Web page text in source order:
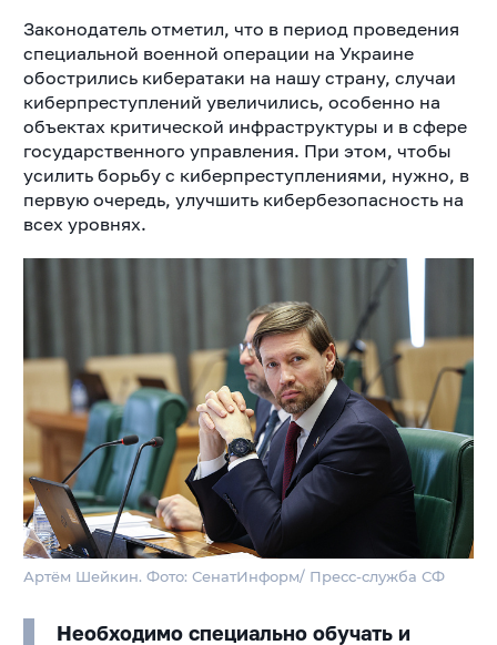
Законодатель отметил, что в период проведения
специальной военной операции на Украине
обострились кибератаки на нашу страну, случаи
киберпреступлений увеличились, особенно на
объектах критической инфраструктуры и в сфере
государственного управления. При этом, чтобы
усилить борьбу с киберпреступлениями, нужно, в
первую очередь, улучшить кибербезопасность на
всех уровнях.
Артём Шейкин. Фото: СенатИнформ/ Пресс-служба СФ
Необходимо специально обучать и